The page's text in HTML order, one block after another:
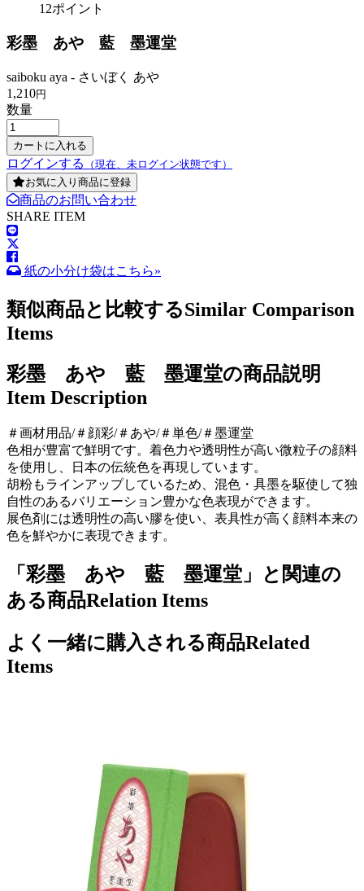
12ポイント
彩墨 あや 藍 墨運堂
saiboku aya - さいぼく あや
1,210円
数量
ログインする
（現在、未ログイン状態です）
お気に入り商品に登録
商品のお問い合わせ
SHARE ITEM
紙の小分け袋はこちら»
類似商品と比較するSimilar Comparison
Items
彩墨 あや 藍 墨運堂の商品説明
Item Description
＃画材用品/＃顔彩/＃あや/＃単色/＃墨運堂
色相が豊富で鮮明です。着色力や透明性が高い微粒子の顔料
を使用し、日本の伝統色を再現しています。
胡粉もラインアップしているため、混色・具墨を駆使して独
自性のあるバリエーション豊かな色表現ができます。
展色剤には透明性の高い膠を使い、表具性が高く顔料本来の
色を鮮やかに表現できます。
「彩墨 あや 藍 墨運堂」と関連の
ある商品Relation Items
よく一緒に購入される商品Related
Items